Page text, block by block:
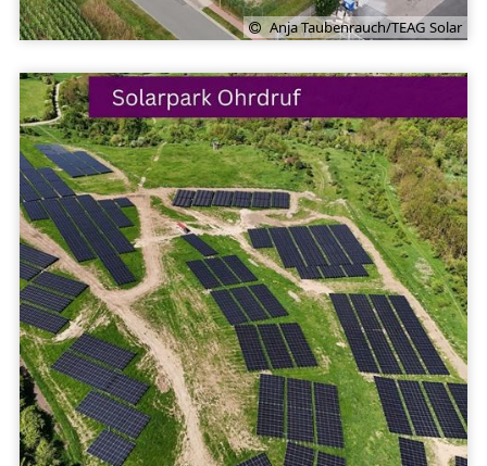
Anja Taubenrauch/TEAG Solar